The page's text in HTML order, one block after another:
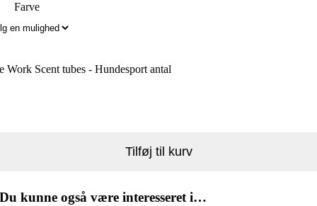
Farve
Work Scent tubes - Hundesport antal
Tilføj til kurv
Du kunne også være interesseret i…